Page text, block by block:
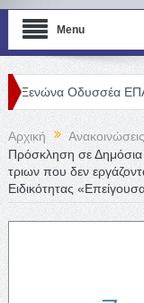
Menu
Οδυσσέα ΕΠΑΨΥ
Αρχική
Πρόσκληση σε
τριων που δεν
Ειδικότητας